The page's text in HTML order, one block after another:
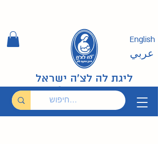
ליגת לה לצ'ה ישראל
English
عربي